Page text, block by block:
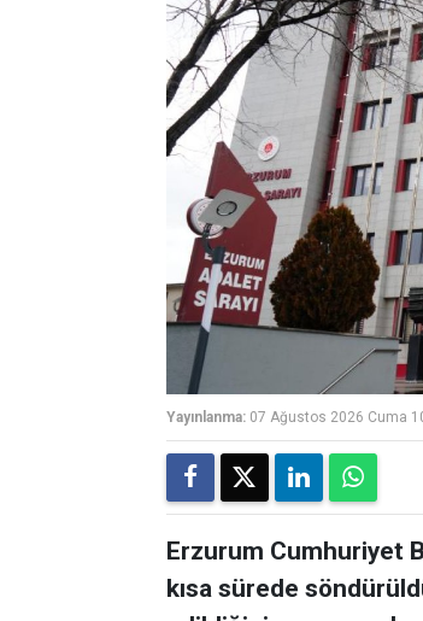
Yayınlanma: 07 Ağustos 2026 Cuma
Erzurum Cumhuriyet
kısa sürede